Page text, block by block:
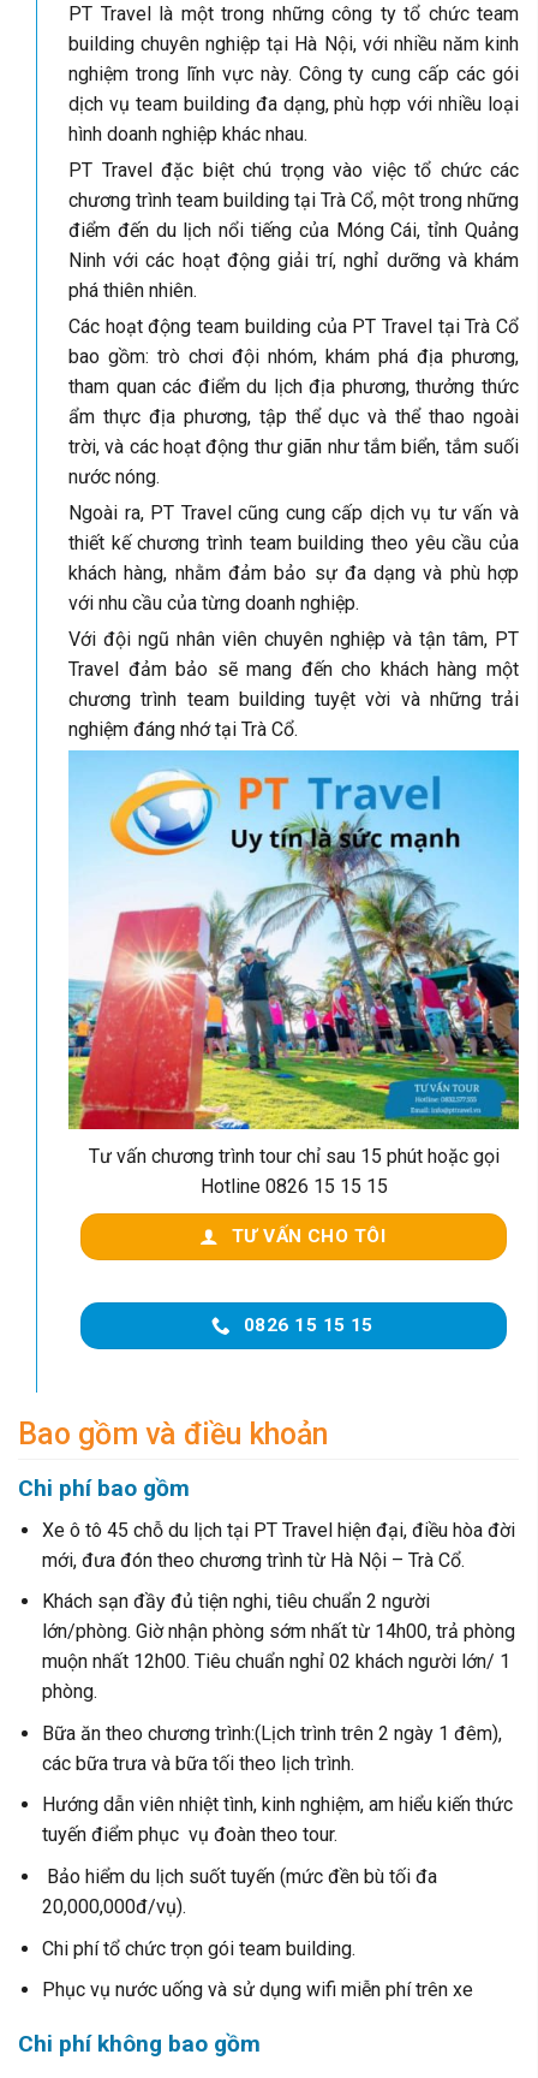
PT Travel là một trong những công ty tổ chức team
building chuyên nghiệp tại Hà Nội, với nhiều năm kinh
nghiệm trong lĩnh vực này. Công ty cung cấp các gói
dịch vụ team building đa dạng, phù hợp với nhiều loại
hình doanh nghiệp khác nhau.
PT Travel đặc biệt chú trọng vào việc tổ chức các
chương trình team building tại Trà Cổ, một trong những
điểm đến du lịch nổi tiếng của Móng Cái, tỉnh Quảng
Ninh với các hoạt động giải trí, nghỉ dưỡng và khám
phá thiên nhiên.
Các hoạt động team building của PT Travel tại Trà Cổ
bao gồm: trò chơi đội nhóm, khám phá địa phương,
tham quan các điểm du lịch địa phương, thưởng thức
ẩm thực địa phương, tập thể dục và thể thao ngoài
trời, và các hoạt động thư giãn như tắm biển, tắm suối
nước nóng.
Ngoài ra, PT Travel cũng cung cấp dịch vụ tư vấn và
thiết kế chương trình team building theo yêu cầu của
khách hàng, nhằm đảm bảo sự đa dạng và phù hợp
với nhu cầu của từng doanh nghiệp.
Với đội ngũ nhân viên chuyên nghiệp và tận tâm, PT
Travel đảm bảo sẽ mang đến cho khách hàng một
chương trình team building tuyệt vời và những trải
nghiệm đáng nhớ tại Trà Cổ.
Tư vấn chương trình tour chỉ sau 15 phút hoặc gọi
Hotline 0826 15 15 15
TƯ VẤN CHO TÔI
0826 15 15 15
Bao gồm và điều khoản
Chi phí bao gồm
Xe ô tô 45 chỗ du lịch tại PT Travel hiện đại, điều hòa đời
mới, đưa đón theo chương trình từ Hà Nội – Trà Cổ.
Khách sạn đầy đủ tiện nghi, tiêu chuẩn 2 người
lớn/phòng. Giờ nhận phòng sớm nhất từ 14h00, trả phòng
muộn nhất 12h00. Tiêu chuẩn nghỉ 02 khách người lớn/ 1
phòng.
Bữa ăn theo chương trình:(Lịch trình trên 2 ngày 1 đêm),
các bữa trưa và bữa tối theo lịch trình.
Hướng dẫn viên nhiệt tình, kinh nghiệm, am hiểu kiến thức
tuyến điểm phục vụ đoàn theo tour.
Bảo hiểm du lịch suốt tuyến (mức đền bù tối đa
20,000,000đ/vụ).
Chi phí tổ chức trọn gói team building.
Phục vụ nước uống và sử dụng wifi miễn phí trên xe
Chi phí không bao gồm